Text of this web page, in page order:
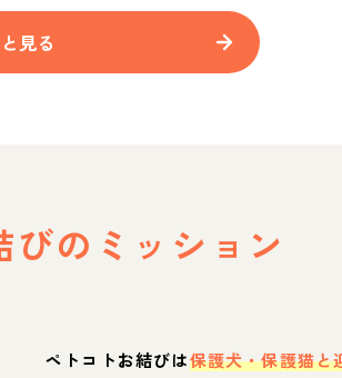
見る
びの ミッション
ペトコトお結びは保護犬・保護猫と